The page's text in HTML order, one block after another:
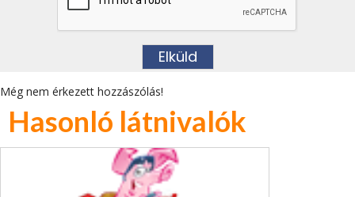
Még nem érkezett hozzászólás!
Hasonló látnivalók